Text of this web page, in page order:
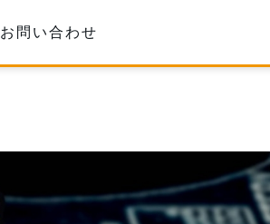
お問い合わせ